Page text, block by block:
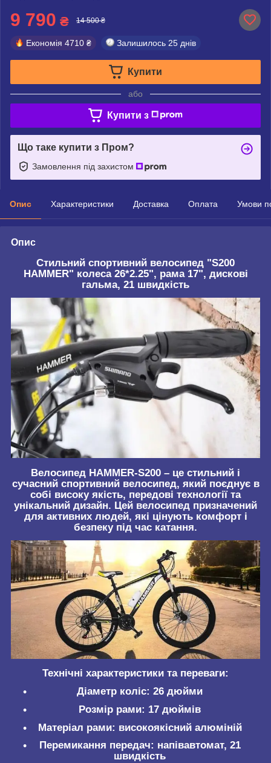
9 790 ₴ 14 500 ₴
Економія 4710 ₴ Залишилось 25 днів
Купити
або
Купити з
Що таке купити з Пром?
Замовлення під захистом
Опис Характеристики Доставка Оплата Умови
Опис
Стильний спортивний велосипед "S200
HAMMER" колеса 26*2.25", рама 17", дискові
гальма, 21 швидкість
Велосипед HAMMER-S200 – це стильний і
сучасний спортивний велосипед, який поєднує в
собі високу якість, передові технології та
унікальний дизайн. Цей велосипед призначений
для активних людей, які цінують комфорт і
безпеку під час катання.
Технічні характеристики та переваги:
Діаметр коліс: 26 дюйми
Розмір рами: 17 дюймів
Матеріал рами: високоякісний алюміній
Перемикання передач: напівавтомат, 21
швидкість